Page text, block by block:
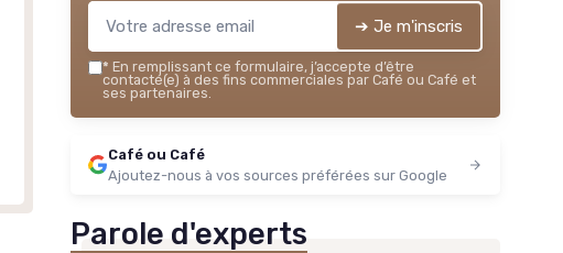
➔ Je m'inscris
* En remplissant ce formulaire, j’accepte d’être
contacté(e) à des fins commerciales par Café ou Café et
ses partenaires.
Café ou Café
Ajoutez-nous à vos sources préférées sur Google
Parole d'experts